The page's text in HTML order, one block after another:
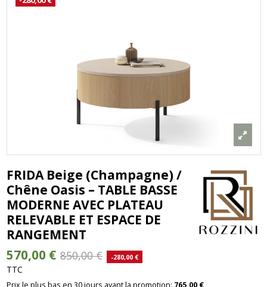
FRIDA Beige (Champagne) /
Chêne Oasis – TABLE BASSE
MODERNE AVEC PLATEAU
RELEVABLE ET ESPACE DE
RANGEMENT
570,00 € 850,00 € -280,00 €
TTC